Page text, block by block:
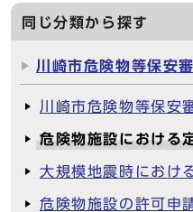
同じ分類から探す
川崎市危険物等保安
川崎市危険物等保安
危険物施設におけ
大規模地震時におけ
危険物施設の許可申